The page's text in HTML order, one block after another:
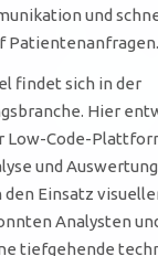
und
Patientenanfragen.
findet sich in der
Hier
Low-Code-
und
Einsatz
Analysten
tiefgehende